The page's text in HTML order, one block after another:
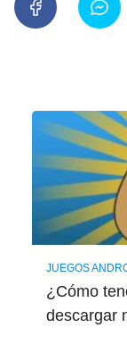
JUEGOS
¿Cómo
descargar